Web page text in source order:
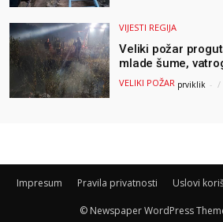
VIJESTI REGIJA
Veliki požar
mlade šume,
dođe do još veće
VELIKI POŽAR prviklik -
Impresum Pravila privatnosti Uslovi
© Newspaper WordPress